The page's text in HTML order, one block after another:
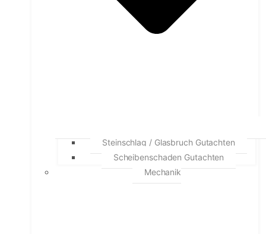
Steinschlag / Glasbruch Gutachten
Scheibenschaden Gutachten
Mechanik